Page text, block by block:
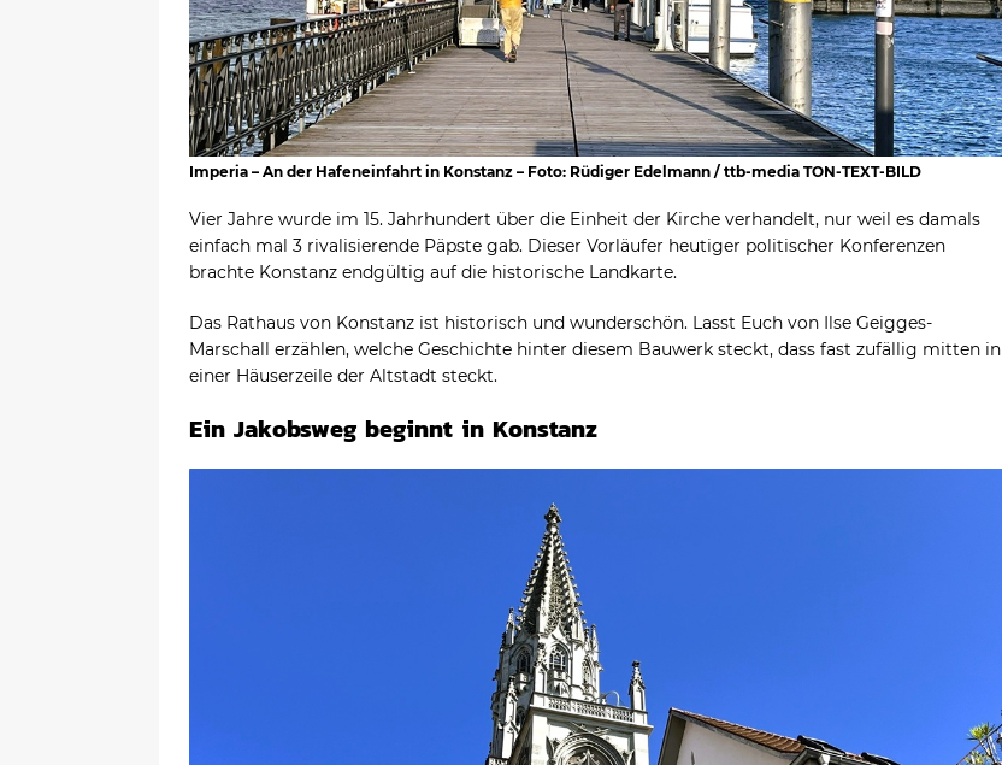
Imperia – An der Hafeneinfahrt in Konstanz – Foto: Rüdiger Edelmann / ttb-media TON-TEXT-BILD
Vier Jahre wurde im 15. Jahrhundert über die Einheit der Kirche verhandelt, nur weil es damals
einfach mal 3 rivalisierende Päpste gab. Dieser Vorläufer heutiger politischer Konferenzen
brachte Konstanz endgültig auf die historische Landkarte.
Das Rathaus von Konstanz ist historisch und wunderschön. Lasst Euch von Ilse Geigges-
Marschall erzählen, welche Geschichte hinter diesem Bauwerk steckt, dass fast zufällig mitten in
einer Häuserzeile der Altstadt steckt.
Ein Jakobsweg beginnt in Konstanz